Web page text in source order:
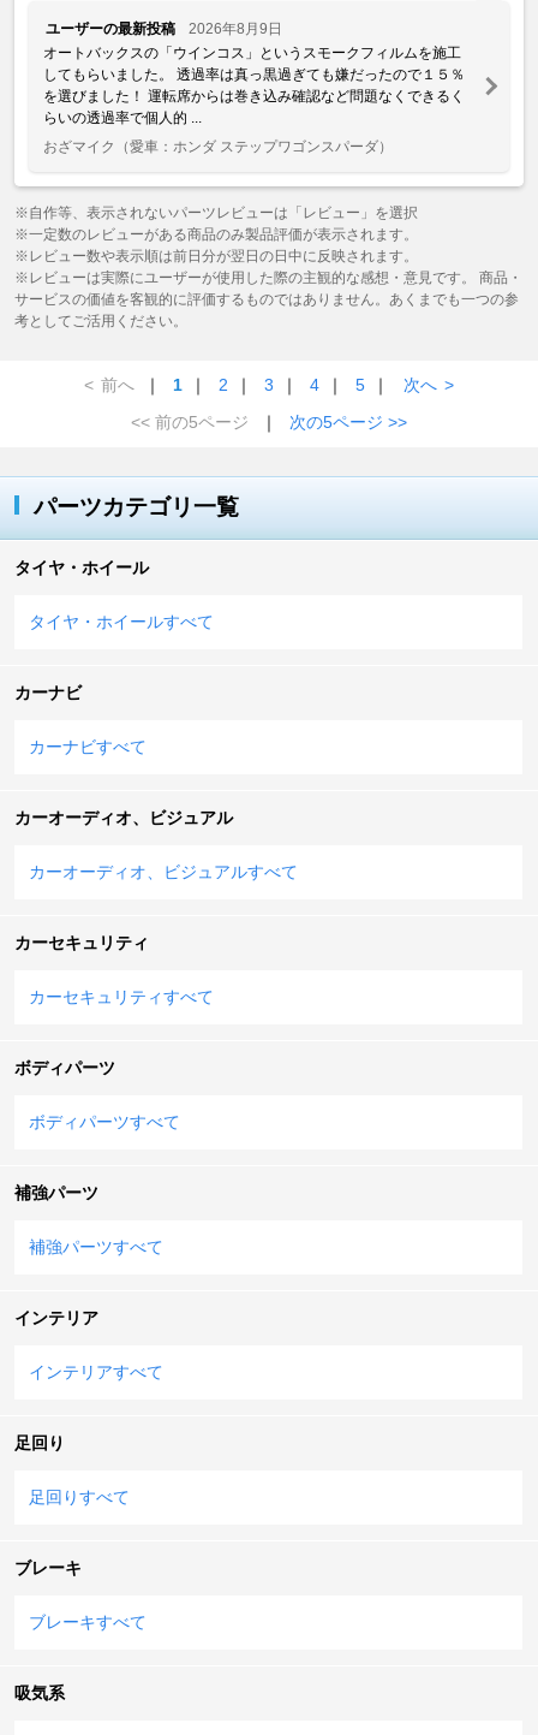
ユーザーの最新投稿
2026年8月9日
オートバックスの「ウインコス」というスモークフィルムを施工
してもらいました。 透過率は真っ黒過ぎても嫌だったので１５％
を選びました！ 運転席からは巻き込み確認など問題なくできるく
らいの透過率で個人的 ...
おざマイク
（愛車：ホンダ ステップワゴンスパーダ）
※自作等、表示されないパーツレビューは「レビュー」を選択
※一定数のレビューがある商品のみ製品評価が表示されます。
※レビュー数や表示順は前日分が翌日の日中に反映されます。
※レビューは実際にユーザーが使用した際の主観的な感想・意見です。 商品・
サービスの価値を客観的に評価するものではありません。あくまでも一つの参
考としてご活用ください。
< 前へ ｜ 1 ｜ 2 ｜ 3 ｜ 4 ｜ 5 ｜ 次へ >
<< 前の5ページ
｜ 次の5ページ >>
パーツカテゴリ一覧
タイヤ・ホイール
タイヤ・ホイールすべて
カーナビ
カーナビすべて
カーオーディオ、ビジュアル
カーオーディオ、ビジュアルすべて
カーセキュリティ
カーセキュリティすべて
ボディパーツ
ボディパーツすべて
補強パーツ
補強パーツすべて
インテリア
インテリアすべて
足回り
足回りすべて
ブレーキ
ブレーキすべて
吸気系